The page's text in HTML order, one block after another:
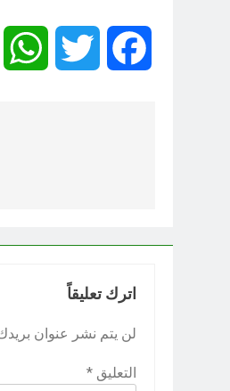
Facebook
Twitter
اترك تعليقاً
لن يتم نشر عنوان بريدك
التعليق *